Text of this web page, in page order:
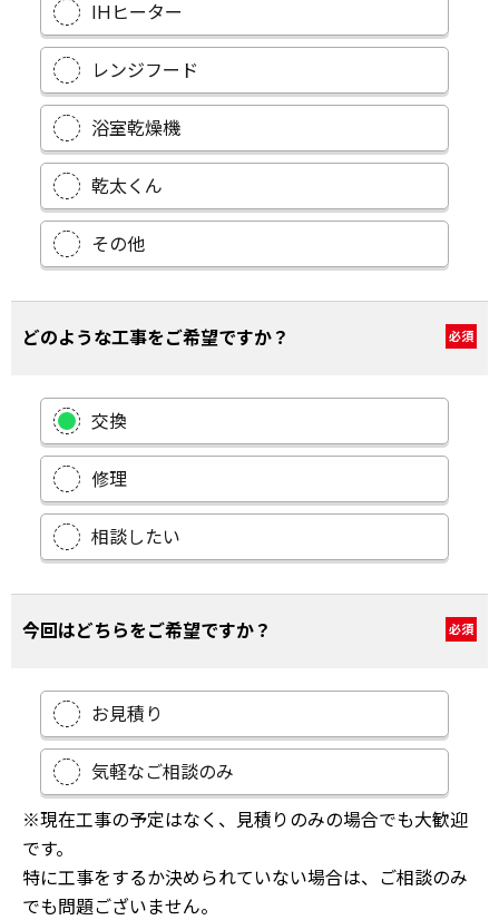
IHヒーター
レンジフード
浴室乾燥機
乾太くん
その他
どのような工事をご希望ですか？ 必須
交換
修理
相談したい
今回はどちらをご希望ですか？ 必須
お見積り
気軽なご相談のみ
※現在工事の予定はなく、見積りのみの場合でも大歓迎
です。
特に工事をするか決められていない場合は、ご相談のみ
でも問題ございません。